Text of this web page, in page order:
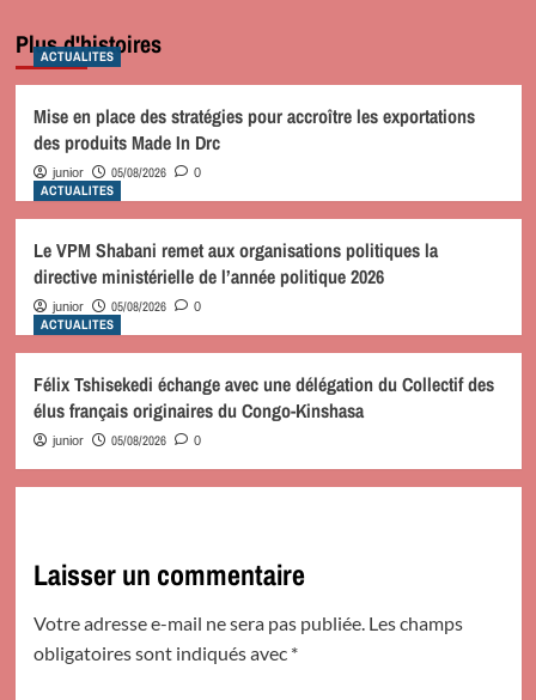
Plus d'histoires
ACTUALITES
Mise en place des stratégies pour accroître les exportations
des produits Made In Drc
junior 05/08/2026 0
ACTUALITES
Le VPM Shabani remet aux organisations politiques la
directive ministérielle de l’année politique 2026
junior 05/08/2026 0
ACTUALITES
Félix Tshisekedi échange avec une délégation du Collectif des
élus français originaires du Congo-Kinshasa
junior 05/08/2026 0
Laisser un commentaire
Votre adresse e-mail ne sera pas publiée. Les champs
obligatoires sont indiqués avec *